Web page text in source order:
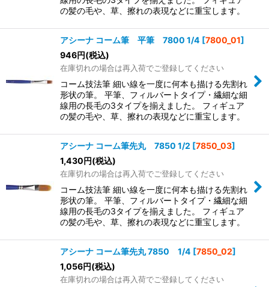
の髪の毛や、草、擦れの表現などに重宝します。
アシーナ コーム筆 平筆 7800 1/4 [7800_01]
946円(税込)
在庫切れの場合は再入荷でご登録してください
コーム技法筆 細い線を一度に何本も描ける先割れ
形状の筆。 平筆、フィルバートタイプ・繊細な細
線用の長毛の3タイプを揃えました。 フィギュア
の髪の毛や、草、擦れの表現などに重宝します。
アシーナ コーム筆先丸 7850 1/2 [7850_03]
1,430円(税込)
在庫切れの場合は再入荷でご登録してください
コーム技法筆 細い線を一度に何本も描ける先割れ
形状の筆。 平筆、フィルバートタイプ・繊細な細
線用の長毛の3タイプを揃えました。 フィギュア
の髪の毛や、草、擦れの表現などに重宝します。
アシーナ コーム筆先丸 7850 1/4 [7850_02]
1,056円(税込)
在庫切れの場合は再入荷でご登録してください